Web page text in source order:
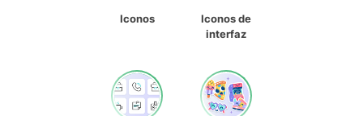
Iconos
Iconos de
interfaz